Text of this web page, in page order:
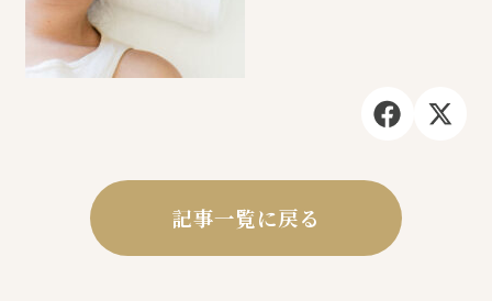
記事一覧に戻る